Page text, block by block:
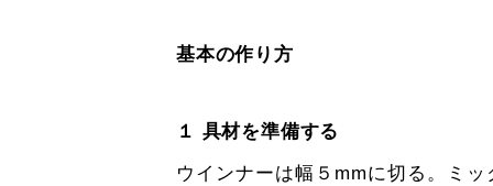
基本の作り方
１ 具材を準備する
ウインナーは幅５mmに切る。ミ